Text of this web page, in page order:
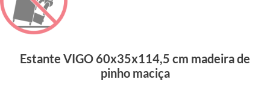
Estante VIGO 60x35x114,5 cm madeira de
pinho maciça